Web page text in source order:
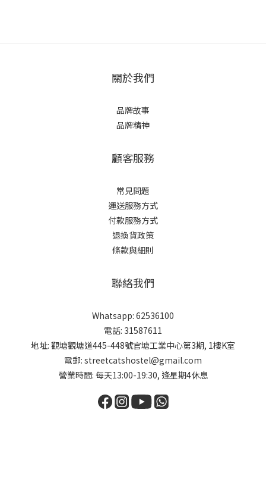
關於我們
品牌故事
品牌精神
顧客服務
常見問題
運送服務方式
付款服務方式
退換貨政策
條款與細則
聯絡我們
Whatsapp: 62536100
電話: 31587611
地址: 觀塘觀塘道445-448號官塘工業中心第3期, 1樓K室
電郵: streetcatshostel@gmail.com
營業時間: 每天13:00-19:30, 逢星期4休息